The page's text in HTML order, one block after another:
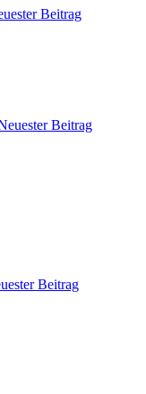
Beitrag
Beitrag
Beitrag